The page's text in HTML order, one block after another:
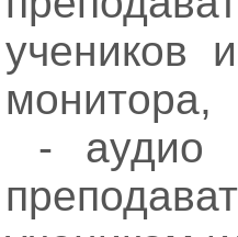
учеников
монитора,
- аудио